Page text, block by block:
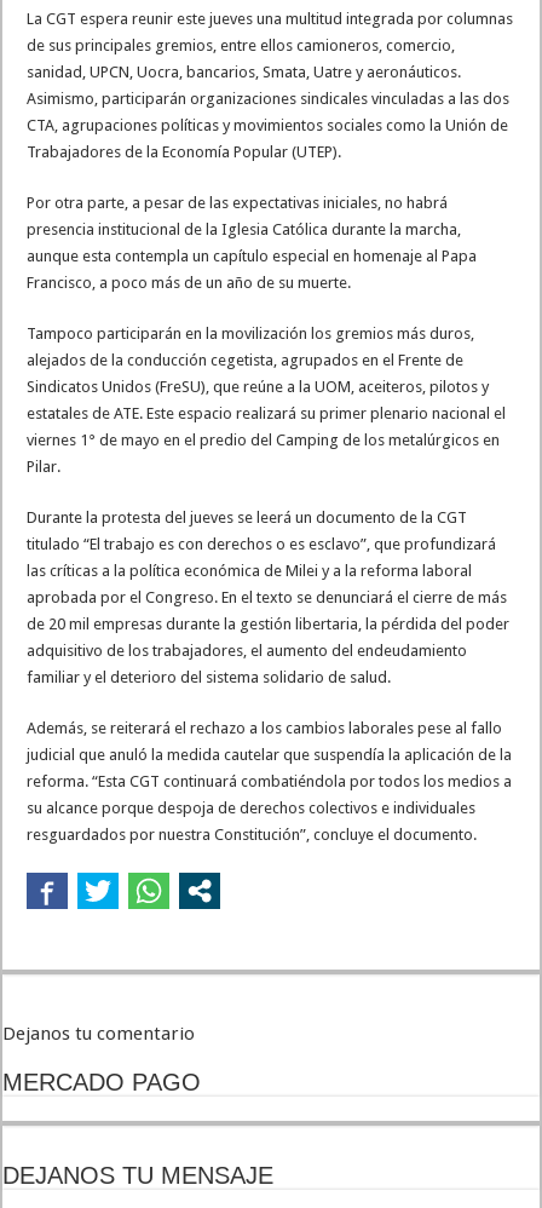
La CGT espera reunir este jueves una multitud integrada por columnas
de sus principales gremios, entre ellos camioneros, comercio,
sanidad, UPCN, Uocra, bancarios, Smata, Uatre y aeronáuticos.
Asimismo, participarán organizaciones sindicales vinculadas a las dos
CTA, agrupaciones políticas y movimientos sociales como la Unión de
Trabajadores de la Economía Popular (UTEP).
Por otra parte, a pesar de las expectativas iniciales, no habrá
presencia institucional de la Iglesia Católica durante la marcha,
aunque esta contempla un capítulo especial en homenaje al Papa
Francisco, a poco más de un año de su muerte.
Tampoco participarán en la movilización los gremios más duros,
alejados de la conducción cegetista, agrupados en el Frente de
Sindicatos Unidos (FreSU), que reúne a la UOM, aceiteros, pilotos y
estatales de ATE. Este espacio realizará su primer plenario nacional el
viernes 1° de mayo en el predio del Camping de los metalúrgicos en
Pilar.
Durante la protesta del jueves se leerá un documento de la CGT
titulado “El trabajo es con derechos o es esclavo”, que profundizará
las críticas a la política económica de Milei y a la reforma laboral
aprobada por el Congreso. En el texto se denunciará el cierre de más
de 20 mil empresas durante la gestión libertaria, la pérdida del poder
adquisitivo de los trabajadores, el aumento del endeudamiento
familiar y el deterioro del sistema solidario de salud.
Además, se reiterará el rechazo a los cambios laborales pese al fallo
judicial que anuló la medida cautelar que suspendía la aplicación de la
reforma. “Esta CGT continuará combatiéndola por todos los medios a
su alcance porque despoja de derechos colectivos e individuales
resguardados por nuestra Constitución”, concluye el documento.
Dejanos tu comentario
MERCADO PAGO
DEJANOS TU MENSAJE